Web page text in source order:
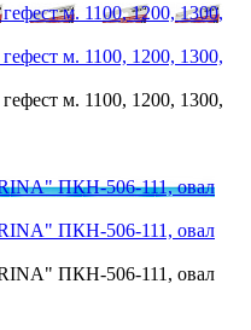
м. 1100, 1200, 1300,
м. 1100, 1200, 1300,
м. 1100, 1200, 1300,
ПКН-506-111, овал
ПКН-506-111, овал
ПКН-506-111, овал